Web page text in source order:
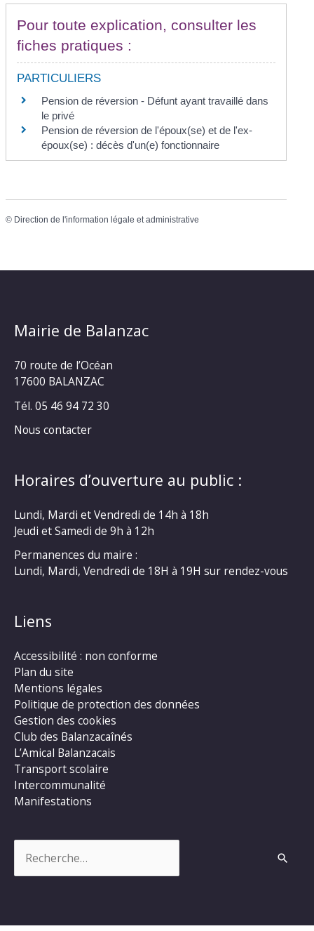
Pour toute explication, consulter les
fiches pratiques :
PARTICULIERS
Pension de réversion - Défunt ayant travaillé dans
le privé
Pension de réversion de l'époux(se) et de l'ex-
époux(se) : décès d'un(e) fonctionnaire
© Direction de l'information légale et administrative
Mairie de Balanzac
70 route de l’Océan
17600 BALANZAC
Tél. 05 46 94 72 30
Nous contacter
Horaires d’ouverture au public :
Lundi, Mardi et Vendredi de 14h à 18h
Jeudi et Samedi de 9h à 12h
Permanences du maire :
Lundi, Mardi, Vendredi de 18H à 19H sur rendez-vous
Liens
Accessibilité : non conforme
Plan du site
Mentions légales
Politique de protection des données
Gestion des cookies
Club des Balanzacaînés
L’Amical Balanzacais
Transport scolaire
Intercommunalité
Manifestations